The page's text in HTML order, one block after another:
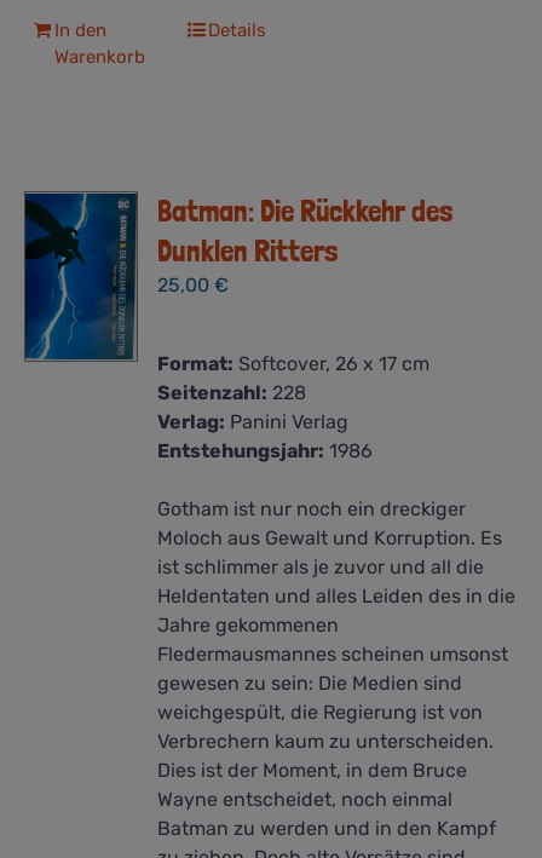
In den
Warenkorb
Details
Batman: Die Rückkehr des
Dunklen Ritters
25,00€
Format: Softcover, 26 x 17 cm
Seitenzahl: 228
Verlag: Panini Verlag
Entstehungsjahr: 1986
Gotham ist nur noch ein dreckiger
Moloch aus Gewalt und Korruption. Es
ist schlimmer als je zuvor und all die
Heldentaten und alles Leiden des in die
Jahre gekommenen
Fledermausmannes scheinen umsonst
gewesen zu sein: Die Medien sind
weichgespült, die Regierung ist von
Verbrechern kaum zu unterscheiden.
Dies ist der Moment, in dem Bruce
Wayne entscheidet, noch einmal
Batman zu werden und in den Kampf